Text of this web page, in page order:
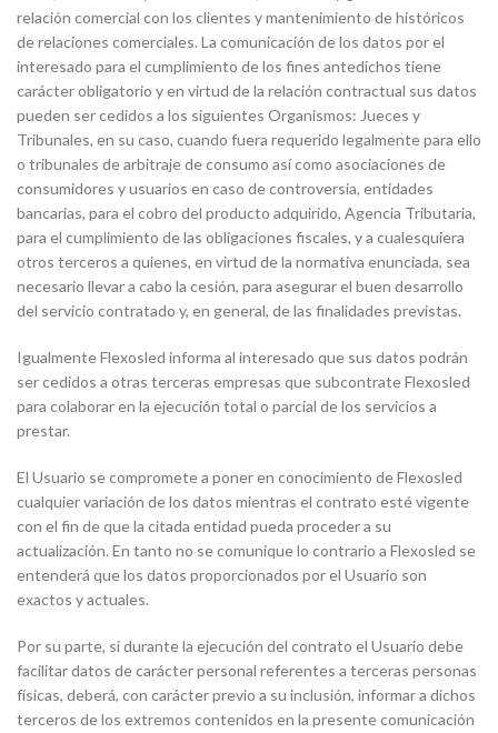
relación comercial con los clientes y mantenimiento de históricos
de relaciones comerciales. La comunicación de los datos por el
interesado para el cumplimiento de los fines antedichos tiene
carácter obligatorio y en virtud de la relación contractual sus datos
pueden ser cedidos a los siguientes Organismos: Jueces y
Tribunales, en su caso, cuando fuera requerido legalmente para ello
o tribunales de arbitraje de consumo así como asociaciones de
consumidores y usuarios en caso de controversia, entidades
bancarias, para el cobro del producto adquirido, Agencia Tributaria,
para el cumplimiento de las obligaciones fiscales, y a cualesquiera
otros terceros a quienes, en virtud de la normativa enunciada, sea
necesario llevar a cabo la cesión, para asegurar el buen desarrollo
del servicio contratado y, en general, de las finalidades previstas.
Igualmente Flexosled informa al interesado que sus datos podrán
ser cedidos a otras terceras empresas que subcontrate Flexosled
para colaborar en la ejecución total o parcial de los servicios a
prestar.
El Usuario se compromete a poner en conocimiento de Flexosled
cualquier variación de los datos mientras el contrato esté vigente
con el fin de que la citada entidad pueda proceder a su
actualización. En tanto no se comunique lo contrario a Flexosled se
entenderá que los datos proporcionados por el Usuario son
exactos y actuales.
Por su parte, si durante la ejecución del contrato el Usuario debe
facilitar datos de carácter personal referentes a terceras personas
físicas, deberá, con carácter previo a su inclusión, informar a dichos
terceros de los extremos contenidos en la presente comunicación